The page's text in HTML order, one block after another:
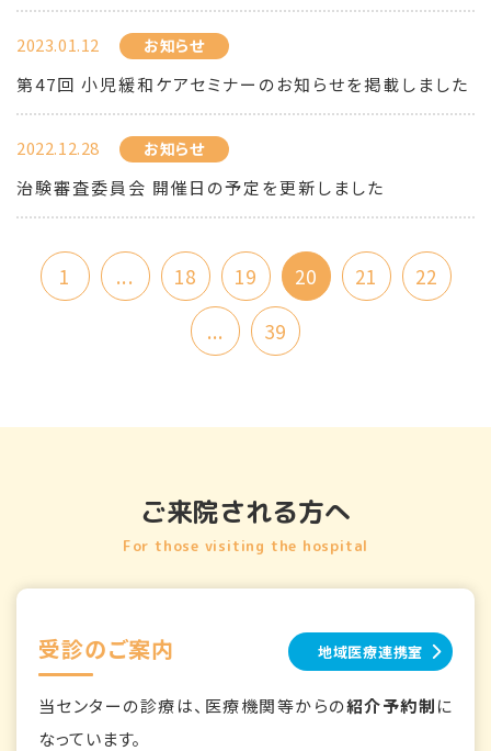
2023.01.12 お知らせ
第47回 小児緩和ケアセミナーのお知らせを掲載しました
2022.12.28 お知らせ
治験審査委員会 開催日の予定を更新しました
1 ... 18 19 20 21
22
...
39
ご来院される方へ
For those visiting the hospital
受診のご案内 地域医療連携室
当センターの診療は、医療機関等からの紹介予約制に
なっています。